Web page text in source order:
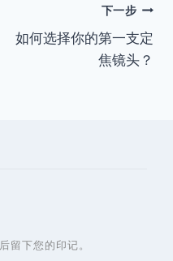
下一步
如何选择你的第一支定
焦镜头？
后留下您的印记。